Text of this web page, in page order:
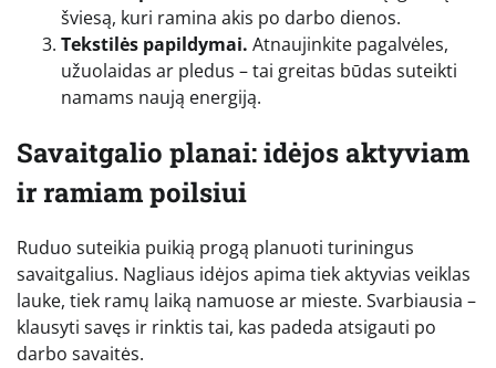
šviesą, kuri ramina akis po darbo dienos.
Tekstilės papildymai. Atnaujinkite pagalvėles,
užuolaidas ar pledus – tai greitas būdas suteikti
namams naują energiją.
Savaitgalio planai: idėjos aktyviam
ir ramiam poilsiui
Ruduo suteikia puikią progą planuoti turiningus
savaitgalius. Nagliaus idėjos apima tiek aktyvias veiklas
lauke, tiek ramų laiką namuose ar mieste. Svarbiausia –
klausyti savęs ir rinktis tai, kas padeda atsigauti po
darbo savaitės.